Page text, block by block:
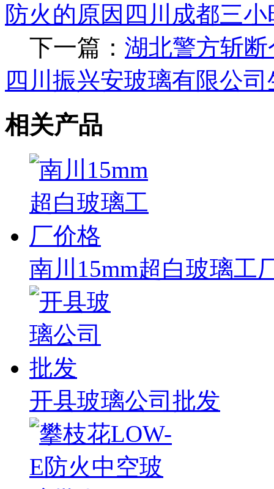
防火的原因四川成都三
下一篇： 湖北警方斩
四川振兴安玻璃有限公
相关产品
南川15mm超白玻璃工
开县玻璃公司批发